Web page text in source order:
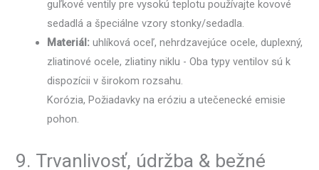
guľkové ventily pre vysokú teplotu používajte kovové
sedadlá a špeciálne vzory stonky/sedadla.
Materiál: uhlíková oceľ, nehrdzavejúce ocele, duplexný,
zliatinové ocele, zliatiny niklu - Oba typy ventilov sú k
dispozícii v širokom rozsahu.
Korózia, Požiadavky na eróziu a utečenecké emisie
pohon.
9. Trvanlivosť, údržba & bežné